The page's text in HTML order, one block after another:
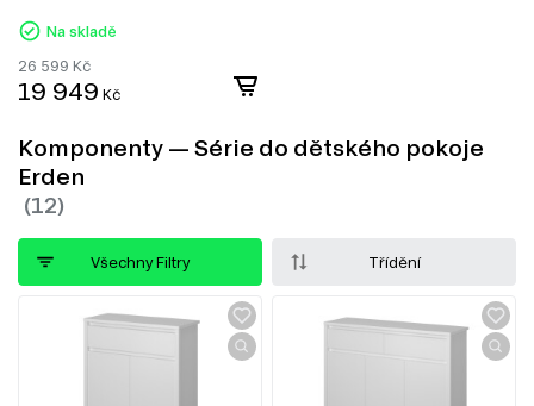
Na skladě
26 599 Kč
19 949 Kč
Komponenty — Série do dětského pokoje
Erden
Všechny Filtry Třídění